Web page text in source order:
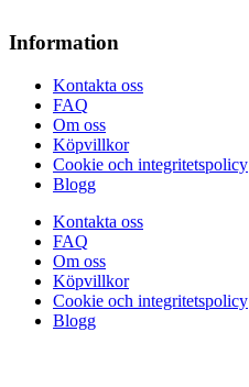
Information
Kontakta oss
FAQ
Om oss
Köpvillkor
Cookie och integritetspolicy
Blogg
Kontakta oss
FAQ
Om oss
Köpvillkor
Cookie och integritetspolicy
Blogg